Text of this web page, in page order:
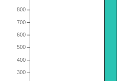
300
400
500
600
700
800